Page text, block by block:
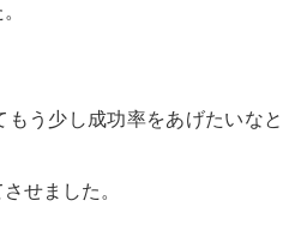
う少し成功率をあげたいなと
せました。